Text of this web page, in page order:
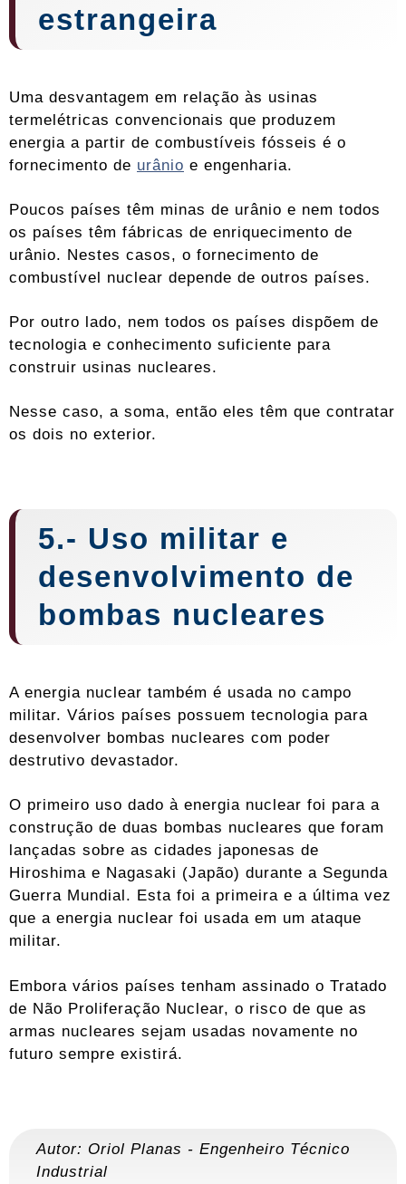
estrangeira
Uma desvantagem em relação às usinas
termelétricas convencionais que produzem
energia a partir de combustíveis fósseis é o
fornecimento de urânio e engenharia.
Poucos países têm minas de urânio e nem todos
os países têm fábricas de enriquecimento de
urânio. Nestes casos, o fornecimento de
combustível nuclear depende de outros países.
Por outro lado, nem todos os países dispõem de
tecnologia e conhecimento suficiente para
construir usinas nucleares.
Nesse caso, a soma, então eles têm que contratar
os dois no exterior.
5.- Uso militar e
desenvolvimento de
bombas nucleares
A energia nuclear também é usada no campo
militar. Vários países possuem tecnologia para
desenvolver bombas nucleares com poder
destrutivo devastador.
O primeiro uso dado à energia nuclear foi para a
construção de duas bombas nucleares que foram
lançadas sobre as cidades japonesas de
Hiroshima e Nagasaki (Japão) durante a Segunda
Guerra Mundial. Esta foi a primeira e a última vez
que a energia nuclear foi usada em um ataque
militar.
Embora vários países tenham assinado o Tratado
de Não Proliferação Nuclear, o risco de que as
armas nucleares sejam usadas novamente no
futuro sempre existirá.
Autor: Oriol Planas - Engenheiro Técnico
Industrial